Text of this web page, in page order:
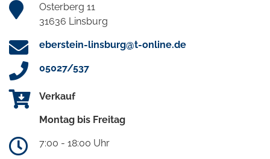
Osterberg 11
31636 Linsburg
eberstein-linsburg@t-online.de
05027/537
Verkauf
Montag bis Freitag
7:00 - 18:00 Uhr